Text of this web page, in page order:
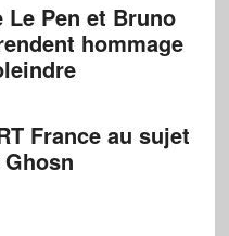
Le Pen et Bruno
hommage
France au sujet